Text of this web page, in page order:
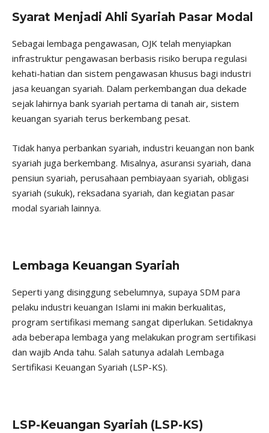
Syarat Menjadi Ahli Syariah Pasar Modal
Sebagai lembaga pengawasan, OJK telah menyiapkan
infrastruktur pengawasan berbasis risiko berupa regulasi
kehati-hatian dan sistem pengawasan khusus bagi industri
jasa keuangan syariah. Dalam perkembangan dua dekade
sejak lahirnya bank syariah pertama di tanah air, sistem
keuangan syariah terus berkembang pesat.
Tidak hanya perbankan syariah, industri keuangan non bank
syariah juga berkembang. Misalnya, asuransi syariah, dana
pensiun syariah, perusahaan pembiayaan syariah, obligasi
syariah (sukuk), reksadana syariah, dan kegiatan pasar
modal syariah lainnya.
Lembaga Keuangan Syariah
Seperti yang disinggung sebelumnya, supaya SDM para
pelaku industri keuangan Islami ini makin berkualitas,
program sertifikasi memang sangat diperlukan. Setidaknya
ada beberapa lembaga yang melakukan program sertifikasi
dan wajib Anda tahu. Salah satunya adalah Lembaga
Sertifikasi Keuangan Syariah (LSP-KS).
LSP-Keuangan Syariah (LSP-KS)